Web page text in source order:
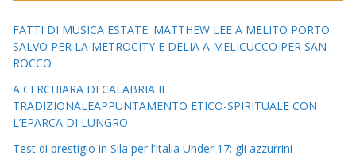
FATTI DI MUSICA ESTATE: MATTHEW LEE A MELITO PORTO
SALVO PER LA METROCITY E DELIA A MELICUCCO PER SAN
ROCCO
A CERCHIARA DI CALABRIA IL
TRADIZIONALEAPPUNTAMENTO ETICO-SPIRITUALE CON
L’EPARCA DI LUNGRO
Test di prestigio in Sila per l’Italia Under 17: gli azzurrini